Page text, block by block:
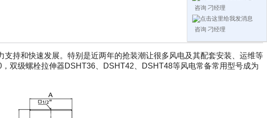
持和快速发展。特别是近两年的抢装潮让很多风电及其配套安装、运维等
双级螺栓拉伸器DSHT36、DSHT42、DSHT48等风电常备常用型号成为
咨询 刁经理
咨询 刁经理